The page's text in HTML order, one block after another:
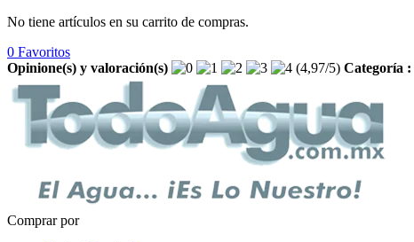
No tiene artículos en su carrito de compras.
0 Favoritos
Opinione(s) y valoración(s)
(4,97/5) Categoría :
Comprar por